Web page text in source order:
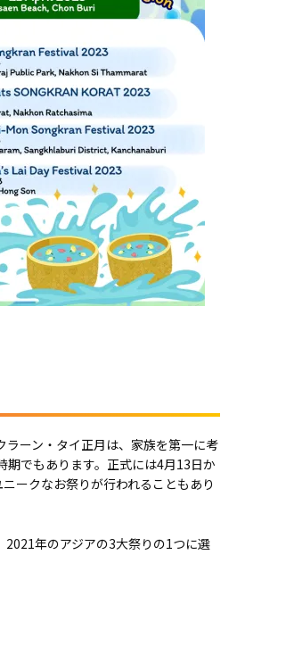
ーン・タイ正月は、家族を第一に考
でもあります。正式には4月13日か
ークなお祭りが行われることもあり
2021年のアジアの3大祭りの1つに選